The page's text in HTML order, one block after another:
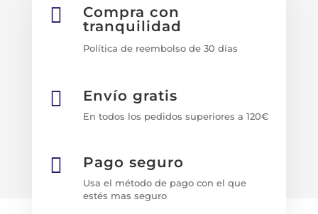

Compra con
tranquilidad
Política de reembolso de 30 días
 Envío gratis
En todos los pedidos superiores a 120€
 Pago seguro
Usa el método de pago con el que
estés mas seguro